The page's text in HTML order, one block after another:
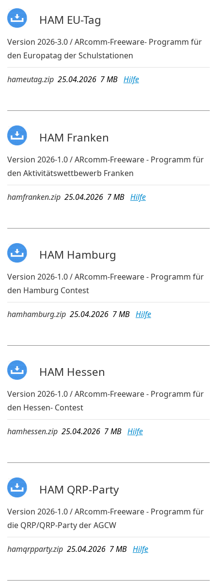
HAM EU-Tag
Version 2026-3.0 / ARcomm-Freeware- Programm für
den Europatag der Schulstationen
hameutag.zip 25.04.2026 7 MB Hilfe
HAM Franken
Version 2026-1.0 / ARcomm-Freeware - Programm für
den Aktivitätswettbewerb Franken
hamfranken.zip 25.04.2026 7 MB Hilfe
HAM Hamburg
Version 2026-1.0 / ARcomm-Freeware - Programm für
den Hamburg Contest
hamhamburg.zip 25.04.2026 7 MB Hilfe
HAM Hessen
Version 2026-1.0 / ARcomm-Freeware - Programm für
den Hessen- Contest
hamhessen.zip 25.04.2026 7 MB Hilfe
HAM QRP-Party
Version 2026-1.0 / ARcomm-Freeware - Programm für
die QRP/QRP-Party der AGCW
hamqrpparty.zip 25.04.2026 7 MB Hilfe